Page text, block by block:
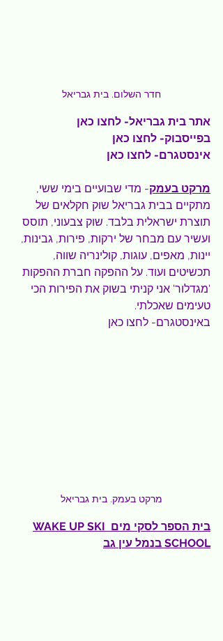
חדר השלום. בית גבריאל
אתר בית גבריאל- לחצו כאן
בפייסבוק- לחצו כאן
אינסטגרם- לחצו כאן
מרקט בעמק- מדי שבועיים בימי ששי,
מתקיים בבית גבריאל שוק חקלאים של
תוצרת ישראלית בלבד. שוק צבעוני, תוסס
ועשיר עם מבחר של ירקות, פירות, גבינות,
יינות, מאפים, עוגות, קולינריה שווה,
תכשיטים ועוד. על ההפקה חברת ההפקות
'מגדלור' אני קניתי בשוק את הפירות הכי
טעימים שאכלתי.
באינסטגרם- לחצו כאן
מרקט בעמק. בית גבריאל
בית הספר לסקי מים WAKE UP SKI
SCHOOL בנמל עין גב